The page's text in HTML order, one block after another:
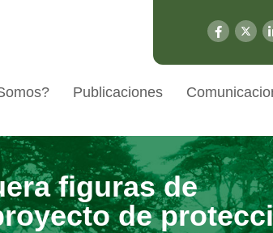
Publicaciones
figuras de
de